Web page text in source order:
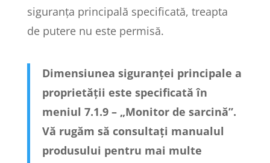
siguranța principală specificată, treapta
de putere nu este permisă.
Dimensiunea siguranței principale a
proprietății este specificată în
meniul 7.1.9 – „Monitor de sarcină”.
Vă rugăm să consultați manualul
produsului pentru mai multe